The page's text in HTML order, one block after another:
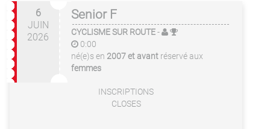
6
JUIN
2026
Senior F
CYCLISME SUR ROUTE-
0:00
né(e)s en 2007 et avant réservé aux
femmes
INSCRIPTIONS
CLOSES